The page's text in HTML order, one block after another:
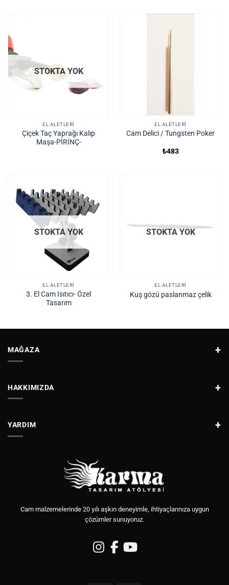
STOKTA YOK
EL ALETLERI
Çiçek Taç Yaprağı Kalıp
Maşa-PİRİNÇ-
EL ALETLERI
Cam Delici / Tungsten Poker
₺483
STOKTA YOK
EL ALETLERI
3. El Cam Isıtıcı- Özel
Tasarım
STOKTA YOK
EL ALETLERI
Kuş gözü paslanmaz çelik
MAĞAZA
HAKKIMIZDA
YARDIM
Cam malzemelerinde 20 yılı aşkın deneyimle, ihtiyaçlarınıza uygun
çözümler sunuyoruz.